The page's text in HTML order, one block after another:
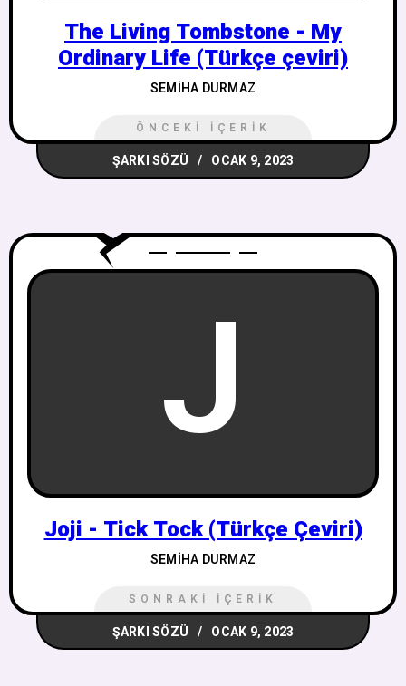
The Living Tombstone - My
Ordinary Life (Türkçe çeviri)
SEMIHA DURMAZ
ÖNCEKI İÇERIK
ŞARKI SÖZÜ OCAK 9, 2023
J
Joji - Tick Tock (Türkçe Çeviri)
SEMIHA DURMAZ
SONRAKI İÇERIK
ŞARKI SÖZÜ OCAK 9, 2023